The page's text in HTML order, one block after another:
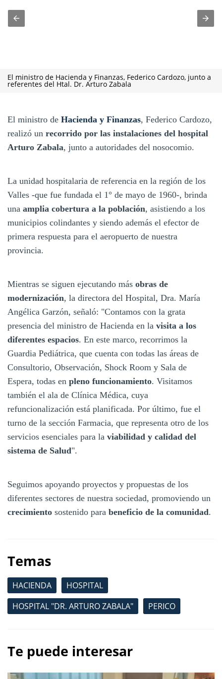
El ministro de Hacienda y Finanzas, Federico Cardozo, junto a
referentes del Htal. Dr. Arturo Zabala
El ministro de Hacienda y Finanzas, Federico Cardozo,
realizó un recorrido por las instalaciones del hospital
Arturo Zabala, junto a autoridades del nosocomio.
La unidad hospitalaria de referencia en la región de los
Valles -que fue fundada el 1° de mayo de 1960-, brinda
una amplia cobertura a la población, asistiendo a los
municipios colindantes y siendo además el efector de
primera respuesta para el aeropuerto de nuestra
provincia.
Mientras se siguen ejecutando más obras de
modernización, la directora del Hospital, Dra. María
Angélica Garzón, señaló: "Contamos con la grata
presencia del ministro de Hacienda en la visita a los
diferentes espacios. En este marco, recorrimos la
Guardia Pediátrica, que cuenta con todas las áreas de
Consultorio, Observación, Shock Room y Sala de
Espera, todas en pleno funcionamiento. Visitamos
también el ala de Clínica Médica, cuya
refuncionalización está planificada. Por último, fue el
turno de la sección Farmacia, que representa otro de los
servicios esenciales para la viabilidad y calidad del
sistema de Salud".
Seguimos apoyando proyectos y propuestas de los
diferentes sectores de nuestra sociedad, promoviendo un
crecimiento sostenido para beneficio de la comunidad.
Temas
HACIENDA
HOSPITAL
HOSPITAL "DR. ARTURO ZABALA"
PERICO
Te puede interesar